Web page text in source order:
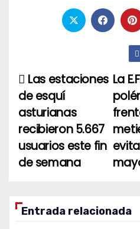
Navegación
de
entradas
La
Las estaciones
de esquí
asturianas
recibieron 5.667
usuarios este fin
de semana
Entrada relacionada